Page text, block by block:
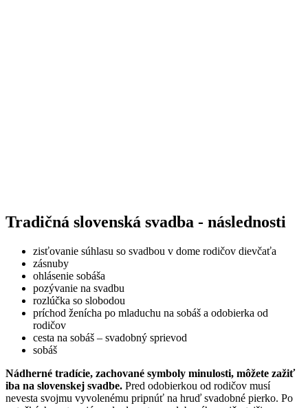
Tradičná slovenská svadba - následnosti
zisťovanie súhlasu so svadbou v dome rodičov dievčaťa
zásnuby
ohlásenie sobáša
pozývanie na svadbu
rozlúčka so slobodou
príchod ženícha po mladuchu na sobáš a odobierka od
rodičov
cesta na sobáš – svadobný sprievod
sobáš
Nádherné tradície, zachované symboly minulosti, môžete zažiť
iba na slovenskej svadbe. Pred odobierkou od rodičov musí
nevesta svojmu vyvolenému pripnúť na hruď svadobné pierko. Po